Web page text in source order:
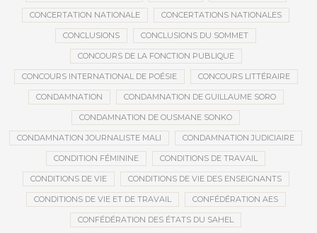
CONCERTATION NATIONALE CONCERTATIONS NATIONALES
CONCLUSIONS CONCLUSIONS DU SOMMET
CONCOURS DE LA FONCTION PUBLIQUE
CONCOURS INTERNATIONAL DE POÉSIE CONCOURS LITTÉRAIRE
CONDAMNATION CONDAMNATION DE GUILLAUME SORO
CONDAMNATION DE OUSMANE SONKO
CONDAMNATION JOURNALISTE MALI CONDAMNATION JUDICIAIRE
CONDITION FÉMININE CONDITIONS DE TRAVAIL
CONDITIONS DE VIE CONDITIONS DE VIE DES ENSEIGNANTS
CONDITIONS DE VIE ET DE TRAVAIL CONFÉDÉRATION AES
CONFÉDÉRATION DES ÉTATS DU SAHEL